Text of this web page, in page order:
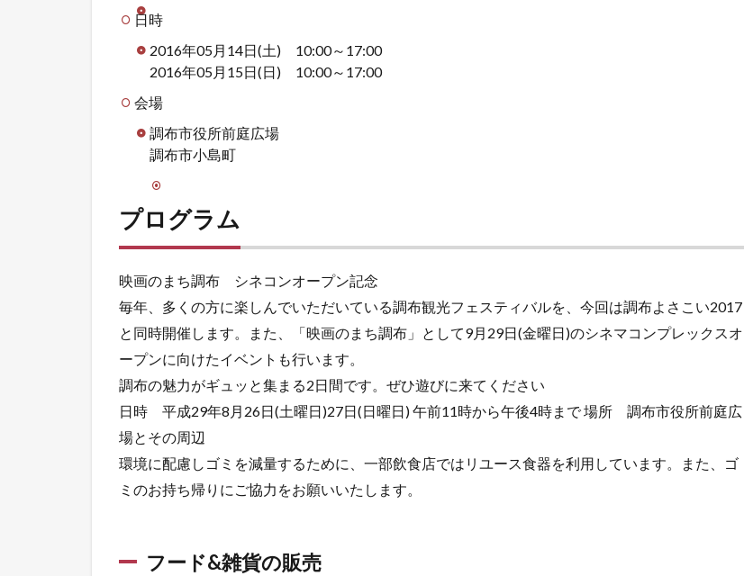
日時
2016年05月14日(土) 10:00～17:00
2016年05月15日(日) 10:00～17:00
会場
調布市役所前庭広場
調布市小島町
プログラム
映画のまち調布 シネコンオープン記念
毎年、多くの方に楽しんでいただいている調布観光フェスティバルを、今回は調布よさこい2017
と同時開催します。また、「映画のまち調布」として9月29日(金曜日)のシネマコンプレックスオ
ープンに向けたイベントも行います。
調布の魅力がギュッと集まる2日間です。ぜひ遊びに来てください
日時 平成29年8月26日(土曜日)27日(日曜日) 午前11時から午後4時まで 場所 調布市役所前庭広
場とその周辺
環境に配慮しゴミを減量するために、一部飲食店ではリユース食器を利用しています。また、ゴ
ミのお持ち帰りにご協力をお願いいたします。
フード&雑貨の販売